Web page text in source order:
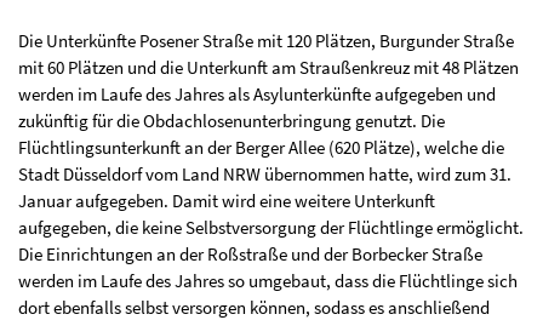
Die Unterkünfte Posener Straße mit 120 Plätzen, Burgunder Straße
mit 60 Plätzen und die Unterkunft am Straußenkreuz mit 48 Plätzen
werden im Laufe des Jahres als Asylunterkünfte aufgegeben und
zukünftig für die Obdachlosenunterbringung genutzt. Die
Flüchtlingsunterkunft an der Berger Allee (620 Plätze), welche die
Stadt Düsseldorf vom Land NRW übernommen hatte, wird zum 31.
Januar aufgegeben. Damit wird eine weitere Unterkunft
aufgegeben, die keine Selbstversorgung der Flüchtlinge ermöglicht.
Die Einrichtungen an der Roßstraße und der Borbecker Straße
werden im Laufe des Jahres so umgebaut, dass die Flüchtlinge sich
dort ebenfalls selbst versorgen können, sodass es anschließend